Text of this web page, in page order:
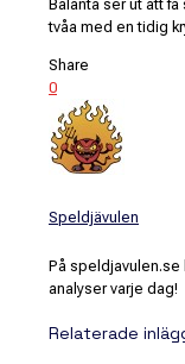
Balanta ser ut att
tvåa med en tidig
Share
0
Speldjävulen
På
analyser varje dag!
Relaterade